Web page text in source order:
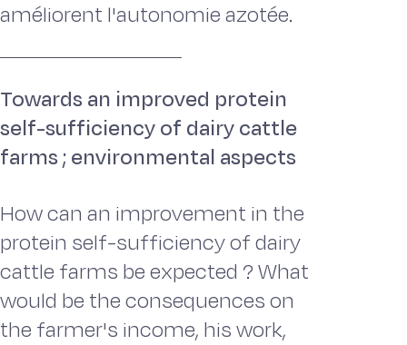
améliorent l'autonomie azotée.
Towards an improved protein
self-sufficiency of dairy cattle
farms ; environmental aspects
How can an improvement in the
protein self-sufficiency of dairy
cattle farms be expected ? What
would be the consequences on
the farmer's income, his work,